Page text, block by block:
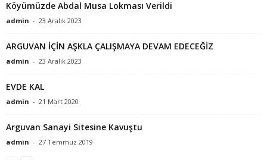
Köyümüzde Abdal Musa Lokması Verildi
admin - 23 Aralık 2023
ARGUVAN İÇİN AŞKLA ÇALIŞMAYA DEVAM EDECEĞİZ
admin - 23 Aralık 2023
EVDE KAL
admin - 21 Mart 2020
Arguvan Sanayi Sitesine Kavuştu
admin - 27 Temmuz 2019